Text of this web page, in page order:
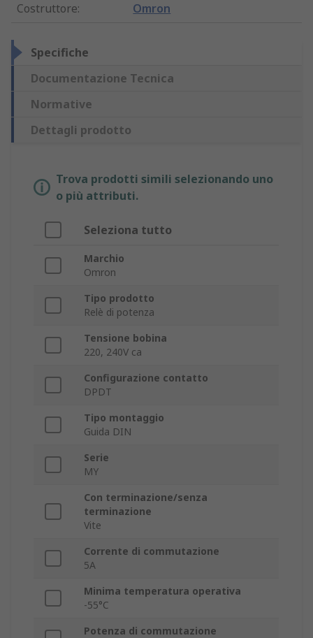
Costruttore: Omron
Specifiche
Documentazione Tecnica
Normative
Dettagli prodotto
Trova prodotti simili selezionando uno
o più attributi.
Seleziona tutto
Marchio
Omron
Tipo prodotto
Relè di potenza
Tensione bobina
220, 240V ca
Configurazione contatto
DPDT
Tipo montaggio
Guida DIN
Serie
MY
Con terminazione/senza
terminazione
Vite
Corrente di commutazione
5A
Minima temperatura operativa
-55°C
Potenza di commutazione